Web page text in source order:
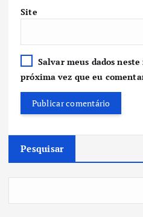
Site
Salvar meus dados
próxima vez que eu
Pesquisar